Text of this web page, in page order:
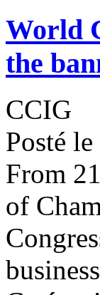
World
the
CCIG
Posté
From
of